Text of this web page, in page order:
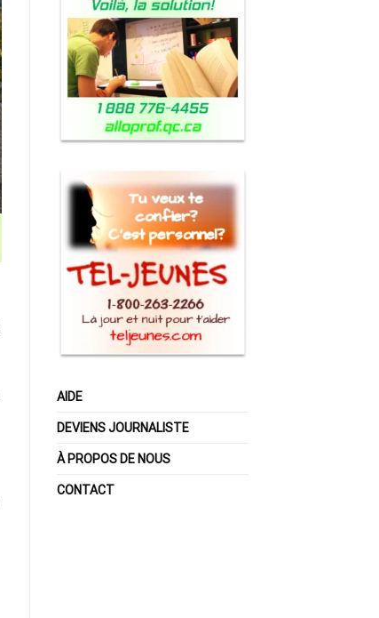
AIDE
DEVIENS JOURNALISTE
À PROPOS DE NOUS
CONTACT